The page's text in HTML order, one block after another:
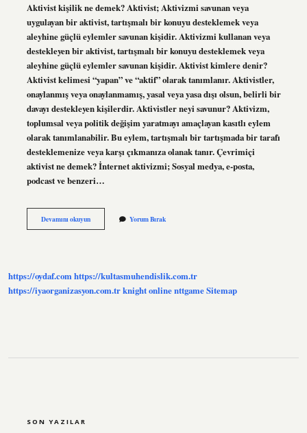
Aktivist kişilik ne demek? Aktivist; Aktivizmi savunan veya
uygulayan bir aktivist, tartışmalı bir konuyu desteklemek veya
aleyhine güçlü eylemler savunan kişidir. Aktivizmi kullanan veya
destekleyen bir aktivist, tartışmalı bir konuyu desteklemek veya
aleyhine güçlü eylemler savunan kişidir. Aktivist kimlere denir?
Aktivist kelimesi “yapan” ve “aktif” olarak tanımlanır. Aktivistler,
onaylanmış veya onaylanmamış, yasal veya yasa dışı olsun, belirli bir
davayı destekleyen kişilerdir. Aktivistler neyi savunur? Aktivizm,
toplumsal veya politik değişim yaratmayı amaçlayan kasıtlı eylem
olarak tanımlanabilir. Bu eylem, tartışmalı bir tartışmada bir tarafı
desteklemenize veya karşı çıkmanıza olanak tanır. Çevrimiçi
aktivist ne demek? İnternet aktivizmi; Sosyal medya, e-posta,
podcast ve benzeri…
Devamını okuyunAktivist
Insan
Yorum Bırak
https://oydaf.comhttps://kultasmuhendislik.com.tr
https://iyaorganizasyon.com.trknight onlinenttgameSitemap
SON YAZILAR